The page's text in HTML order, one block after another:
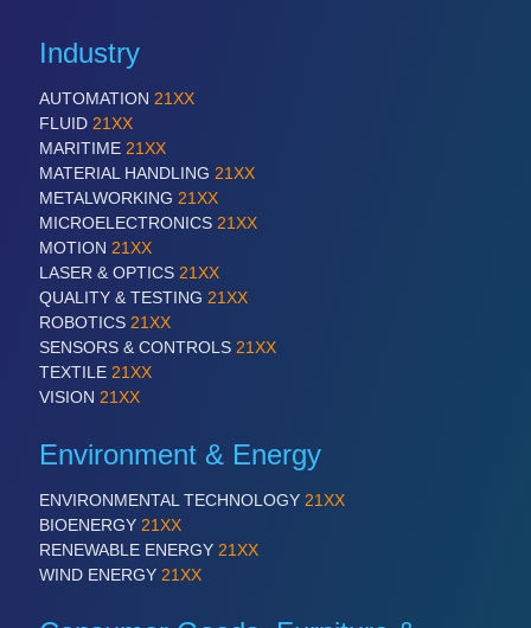
SENSORS & CONTROLS
Processing & Motion Sensors
VISION21XX
Cameras & Vision Components
All Industry Categories
AUTOMATION 21XX
FLUID 21XX
IOT & INDUSTRY 4.0
MARITIME 21XX
MICROELECTRONICS 21XX
LASER & OPTICS 21XX
PLASTICS 21XX
PROCESS INDUSTRY 21XX
QUALITY & TESTING 21XX
Industry
AUTOMATION 21XX
FLUID 21XX
MARITIME 21XX
MATERIAL HANDLING 21XX
METALWORKING 21XX
MICROELECTRONICS 21XX
MOTION 21XX
LASER & OPTICS 21XX
QUALITY & TESTING 21XX
ROBOTICS 21XX
SENSORS & CONTROLS 21XX
TEXTILE 21XX
VISION 21XX
Environment & Energy
ENVIRONMENTAL TECHNOLOGY 21XX
BIOENERGY 21XX
RENEWABLE ENERGY 21XX
WIND ENERGY 21XX